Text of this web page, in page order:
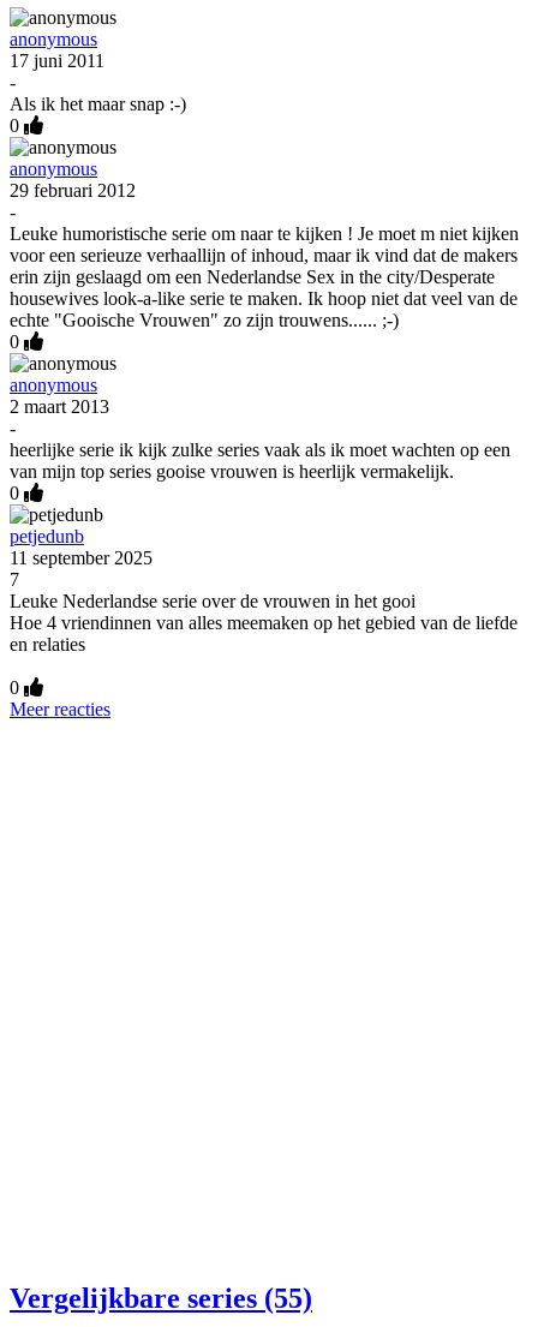
anonymous
17 juni 2011
-
Als ik het maar snap :-)
0
anonymous
29 februari 2012
-
Leuke humoristische serie om naar te kijken ! Je moet m niet kijken
voor een serieuze verhaallijn of inhoud, maar ik vind dat de makers
erin zijn geslaagd om een Nederlandse Sex in the city/Desperate
housewives look-a-like serie te maken. Ik hoop niet dat veel van de
echte "Gooische Vrouwen" zo zijn trouwens...... ;-)
0
anonymous
2 maart 2013
-
heerlijke serie ik kijk zulke series vaak als ik moet wachten op een
van mijn top series gooise vrouwen is heerlijk vermakelijk.
0
petjedunb
11 september 2025
7
Leuke Nederlandse serie over de vrouwen in het gooi
Hoe 4 vriendinnen van alles meemaken op het gebied van de liefde
en relaties
0
Meer reacties
Vergelijkbare series (55)